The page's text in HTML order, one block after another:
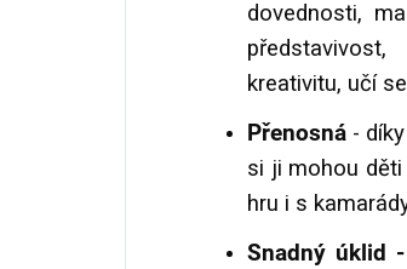
dovednosti,
kreativitu, učí
Přenosná -
si ji mohou
hru i s
Snadný úklid -